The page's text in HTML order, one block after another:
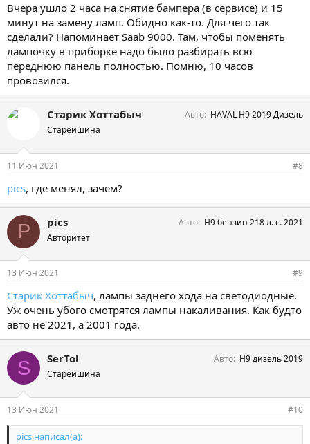
Вчера ушло 2 часа на снятие бампера (в сервисе) и 15
минут на замену ламп. Обидно как-то. Для чего так
сделали? Напоминает Saab 9000. Там, чтобы поменять
лампочку в приборке надо было разбирать всю
переднюю панель полностью. Помню, 10 часов
провозился.
Старик Хоттабыч
Старейшина
Авто HAVAL H9 2019 Дизель
11 Июн 2021 #8
pics, где менял, зачем?
P pics
Авторитет
Авто H9 бензин 218 л. с. 2021
13 Июн 2021 #9
Старик Хоттабыч, лампы заднего хода на светодиодные.
Уж очень убого смотрятся лампы накаливания. Как будто
авто не 2021, а 2001 года.
S SerTol
Старейшина
Авто Н9 дизель 2019
13 Июн 2021 #10
pics написал(а):